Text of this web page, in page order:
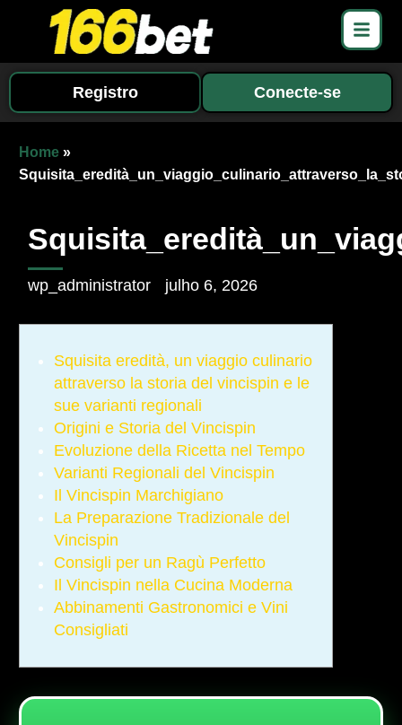
Registro Conecte-se
Home »
wp_administrator julho 6, 2026
Squisita eredità, un viaggio culinario
attraverso la storia del vincispin e le
sue varianti regionali
Origini e Storia del Vincispin
Evoluzione della Ricetta nel Tempo
Varianti Regionali del Vincispin
Il Vincispin Marchigiano
La Preparazione Tradizionale del
Vincispin
Consigli per un Ragù Perfetto
Il Vincispin nella Cucina Moderna
Abbinamenti Gastronomici e Vini
Consigliati